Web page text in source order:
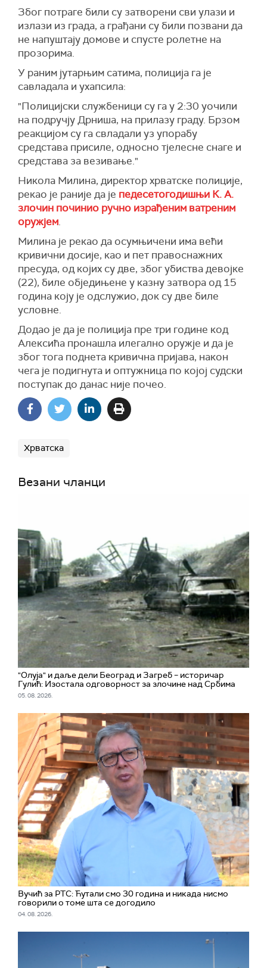
Због потраге били су затворени сви улази и
излази из града, а грађани су били позвани да
не напуштају домове и спусте ролетне на
прозорима.
У раним јутарњим сатима, полиција га је
савладала и ухапсила:
"Полицијски службеници су га у 2:30 уочили
на подручју Дрниша, на прилазу граду. Брзом
реакцијом су га свладали уз упорабу
средстава присиле, односно тјелесне снаге и
средстава за везивање."
Никола Милина, директор хрватске полиције,
рекао је раније да је педесетогодишњи К. А.
злочин починио ручно израђеним ватреним
оружјем.
Милина је рекао да осумњичени има већи
кривични досије, као и пет правоснажних
пресуда, од којих су две, због убиства девојке
(22), биле обједињене у казну затвора од 15
година коју је одслужио, док су две биле
условне.
Додао је да је полиција пре три године код
Алексића пронашла илегално оружје и да је
због тога поднета кривична пријава, након
чега је подигнута и оптужница по којој судски
поступак до данас није почео.
Хрватска
Везани чланци
"Олуја" и даље дели Београд и Загреб – историчар
Гулић: Изостала одговорност за злочине над Србима
05. 08. 2026.
Вучић за РТС: Ћутали смо 30 година и никада нисмо
говорили о томе шта се догодило
04. 08. 2026.